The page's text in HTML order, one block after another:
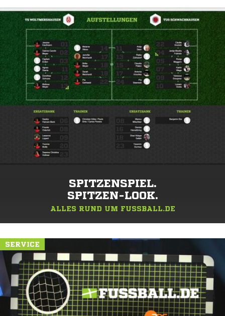
SPITZENSPIEL.
SPITZEN-LOOK.
ALLES RUND UM FUSSBALL.DE
SERVICE